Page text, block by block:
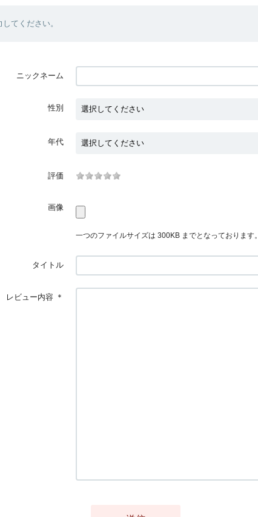
てください。
ニックネーム
性別
年代
評価
画像
一つのファイルサイズは 300KB までとなっております。
タイトル
レビュー内容 ＊